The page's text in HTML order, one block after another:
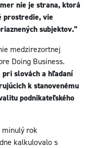
nie je strana, ktorá
prostredie, vie
subjektov.”
medzirezortnej
Doing Business.
pri slovách a hľadaní
k stanovenému
podnikateľského
minulý rok
kalkulovalo s